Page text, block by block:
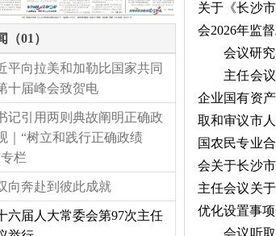
（01）
平向拉美和加勒比国家共同
十届峰会致贺电
记引用两则典故阐明正确政
｜“树立和践行正确政绩
栏
向奔赴到彼此成就
六届人大常委会第97次主任
关于《长沙
会2026年监
会议研究了
主任会议建
企业国有资
取和审议市
国农民专业
会关于长沙
主任会议关
优化设置事
会议听取了